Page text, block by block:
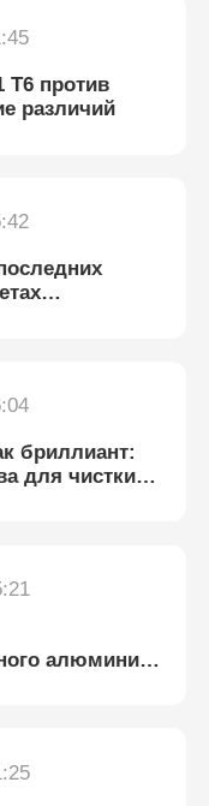
против
различий
бриллиант:
для чистки
алюминия: